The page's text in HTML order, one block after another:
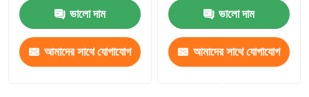
ভালো দাম
আমাদের সাথে যোগাযোগ
ভালো দাম
আমাদের সাথে যোগাযোগ